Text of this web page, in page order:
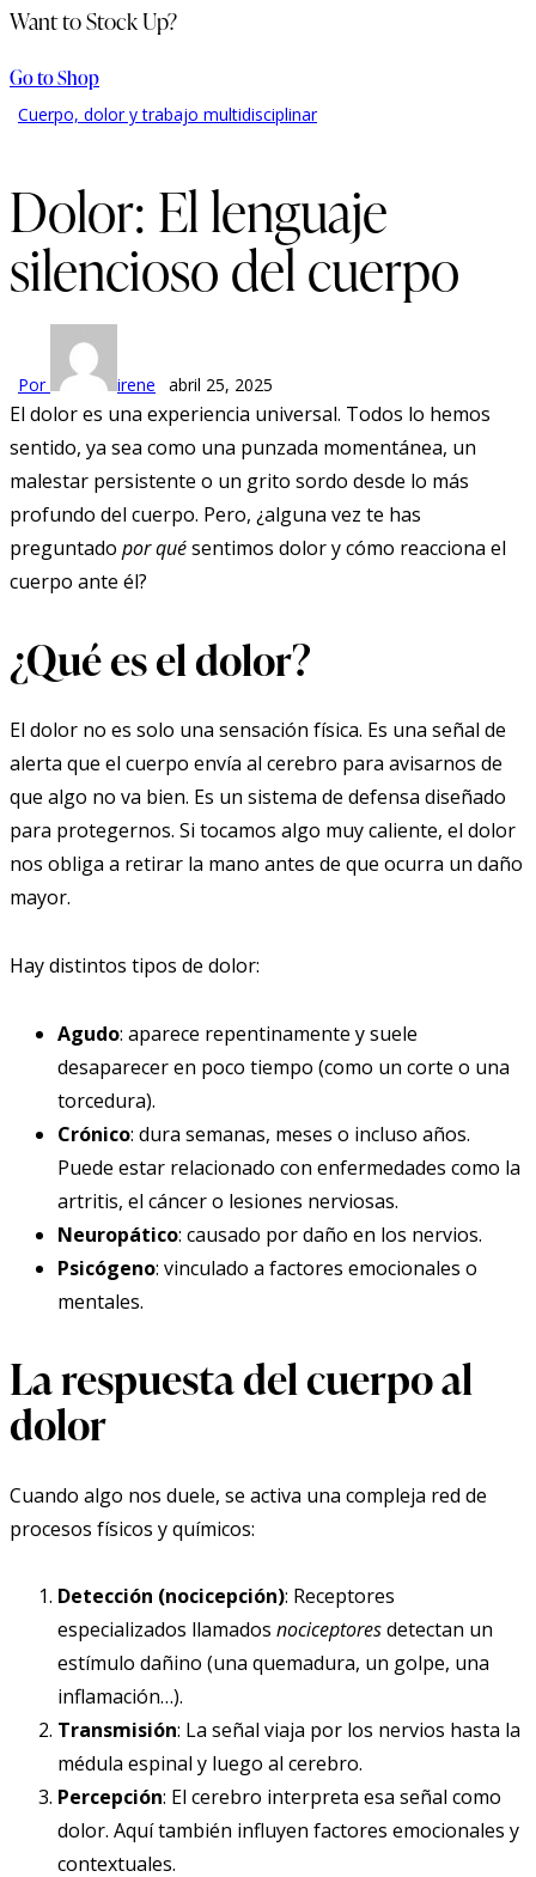
Want to Stock Up?
Go to Shop
Cuerpo, dolor y trabajo multidisciplinar
Dolor: El lenguaje
silencioso del cuerpo
Por irene abril 25, 2025
El dolor es una experiencia universal. Todos lo hemos
sentido, ya sea como una punzada momentánea, un
malestar persistente o un grito sordo desde lo más
profundo del cuerpo. Pero, ¿alguna vez te has
preguntado por quésentimos dolor y cómo reacciona el
cuerpo ante él?
¿Qué es el dolor?
El dolor no es solo una sensación física. Es una señal de
alerta que el cuerpo envía al cerebro para avisarnos de
que algo no va bien. Es un sistema de defensa diseñado
para protegernos. Si tocamos algo muy caliente, el dolor
nos obliga a retirar la mano antes de que ocurra un daño
mayor.
Hay distintos tipos de dolor:
Agudo: aparece repentinamente y suele
desaparecer en poco tiempo (como un corte o una
torcedura).
Crónico: dura semanas, meses o incluso años.
Puede estar relacionado con enfermedades como la
artritis, el cáncer o lesiones nerviosas.
Neuropático: causado por daño en los nervios.
Psicógeno: vinculado a factores emocionales o
mentales.
La respuesta del cuerpo al
dolor
Cuando algo nos duele, se activa una compleja red de
procesos físicos y químicos:
Detección (nocicepción): Receptores
especializados llamados nociceptoresdetectan un
estímulo dañino (una quemadura, un golpe, una
inflamación…).
Transmisión: La señal viaja por los nervios hasta la
médula espinal y luego al cerebro.
Percepción: El cerebro interpreta esa señal como
dolor. Aquí también influyen factores emocionales y
contextuales.